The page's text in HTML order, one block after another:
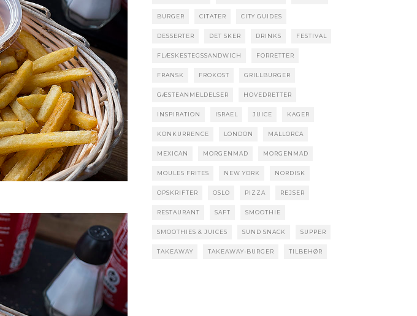
BURGER CITATER CITY GUIDES
DESSERTER DET SKER DRINKS FESTIVAL
FLÆSKESTEGSSANDWICH FORRETTER
FRANSK FROKOST GRILLBURGER
GÆSTEANMELDELSER HOVEDRETTER
INSPIRATION ISRAEL JUICE KAGER
KONKURRENCE LONDON MALLORCA
MEXICAN MORGENMAD MORGENMAD
MOULES FRITES NEW YORK NORDISK
OPSKRIFTER OSLO PIZZA REJSER
RESTAURANT SAFT SMOOTHIE
SMOOTHIES & JUICES SUND SNACK SUPPER
TAKEAWAY TAKEAWAY-BURGER TILBEHØR